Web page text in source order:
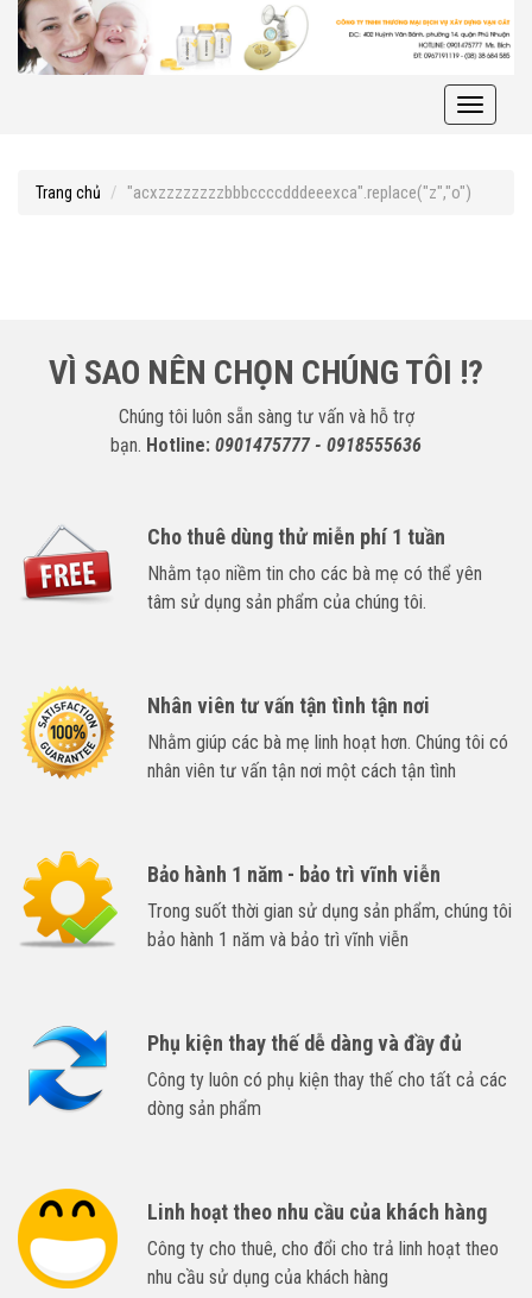
Toggle
Trang chủ "acxzzzzzzzzbbbccccdddeeexca".replace("z","o")
VÌ SAO NÊN CHỌN CHÚNG TÔI !?
Chúng tôi luôn sẵn sàng tư vấn và hỗ trợ
bạn. Hotline: 0901475777 - 0918555636
Cho thuê dùng thử miễn phí 1 tuần
Nhằm tạo niềm tin cho các bà mẹ có thể yên
tâm sử dụng sản phẩm của chúng tôi.
Nhân viên tư vấn tận tình tận nơi
Nhằm giúp các bà mẹ linh hoạt hơn. Chúng tôi có
nhân viên tư vấn tận nơi một cách tận tình
Bảo hành 1 năm - bảo trì vĩnh viễn
Trong suốt thời gian sử dụng sản phẩm, chúng tôi
bảo hành 1 năm và bảo trì vĩnh viễn
Phụ kiện thay thế dễ dàng và đầy đủ
Công ty luôn có phụ kiện thay thế cho tất cả các
dòng sản phẩm
Linh hoạt theo nhu cầu của khách hàng
Công ty cho thuê, cho đổi cho trả linh hoạt theo
nhu cầu sử dụng của khách hàng